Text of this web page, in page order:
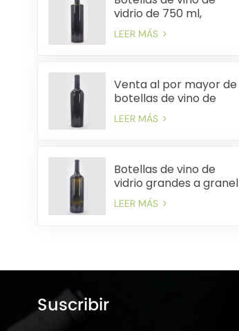
vidrio de 750 ml,
suministro a granel,
envío rápido rentable
LEER MÁS
Venta al por mayor de
botellas de vino de
vidrio de 750 ml
precios de fábrica
LEER MÁS
Botellas de vino de
vidrio grandes a granel
Precios de fábrica
Entrega rápida
LEER MÁS
Suscribir